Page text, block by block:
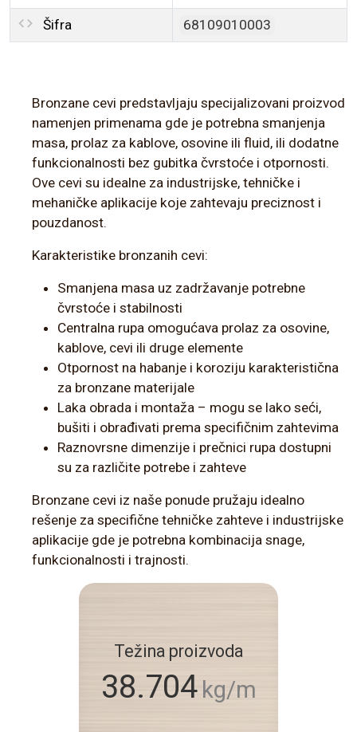
Šifra 68109010003
Bronzane cevi predstavljaju specijalizovani proizvod
namenjen primenama gde je potrebna smanjenja
masa, prolaz za kablove, osovine ili fluid, ili dodatne
funkcionalnosti bez gubitka čvrstoće i otpornosti.
Ove cevi su idealne za industrijske, tehničke i
mehaničke aplikacije koje zahtevaju preciznost i
pouzdanost.
Karakteristike bronzanih cevi:
Smanjena masa uz zadržavanje potrebne
čvrstoće i stabilnosti
Centralna rupa omogućava prolaz za osovine,
kablove, cevi ili druge elemente
Otpornost na habanje i koroziju karakteristična
za bronzane materijale
Laka obrada i montaža – mogu se lako seći,
bušiti i obrađivati prema specifičnim zahtevima
Raznovrsne dimenzije i prečnici rupa dostupni
su za različite potrebe i zahteve
Bronzane cevi iz naše ponude pružaju idealno
rešenje za specifične tehničke zahteve i industrijske
aplikacije gde je potrebna kombinacija snage,
funkcionalnosti i trajnosti.
Težina proizvoda
38.704 kg/m